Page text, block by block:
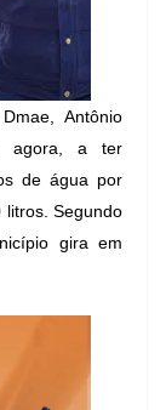
Antônio
agora, a ter
de água por
litros. Segundo
gira em